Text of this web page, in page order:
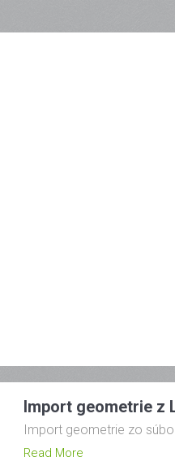
Import geometrie z
Import geometrie zo
Read More